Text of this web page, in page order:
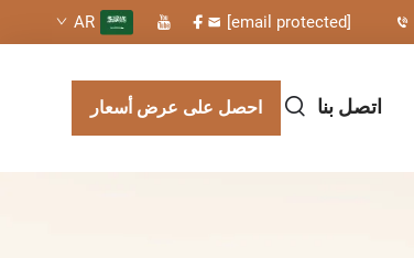
[email protected]
AR
اتصل بنا احصل على عرض أسعار